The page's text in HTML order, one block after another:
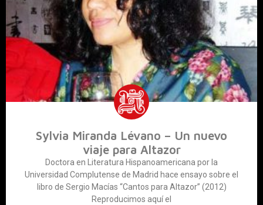
Sylvia Miranda Lévano – Un nuevo
viaje para Altazor
Doctora en Literatura Hispanoamericana por la
Universidad Complutense de Madrid hace ensayo sobre el
libro de Sergio Macías “Cantos para Altazor” (2012)
Reproducimos aquí el